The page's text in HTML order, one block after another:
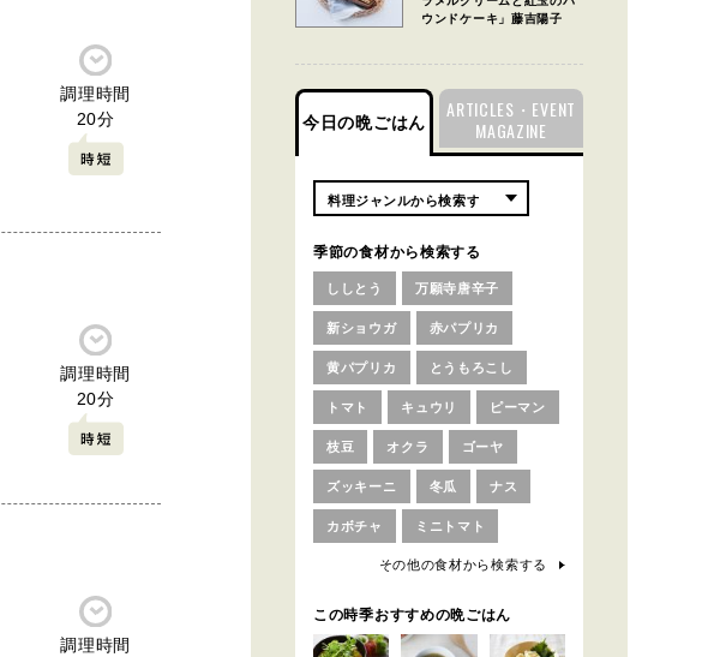
調理時間
20分
調理時間
20分
調理時間
ウンドケーキ」藤吉陽子
今日の晩ごはん
ARTICLES・EVENT
MAGAZINE
季節の食材から検索する
ししとう 万願寺唐辛子
新ショウガ 赤パプリカ
黄パプリカ とうもろこし
トマト キュウリ ピーマン
枝豆 オクラ ゴーヤ
ズッキーニ 冬瓜 ナス
カボチャ ミニトマト
その他の食材から検索する
この時季おすすめの晩ごはん